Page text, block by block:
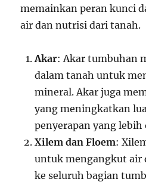
memainkan peran kunci
air dan nutrisi dari tanah.
Akar: Akar tumbuhan
dalam tanah untuk
mineral. Akar juga
yang meningkatkan
penyerapan yang lebih
Xilem dan Floem:
untuk mengangkut air
ke seluruh bagian